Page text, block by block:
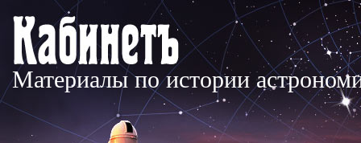
Материалы по истории